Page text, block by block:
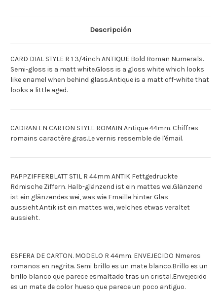
ANTIQUE
[Deutsch]PAPP-
ANTIK
[Espagnol]ESFERA
CARTN
EST.
R
ANTIQUE
[Deutsch]PAPP-
ANTIK
[Espagnol]ESFERA
CARTN
EST.
R
Descripción
CARD DIAL STYLE R 1 3/4inch ANTIQUE Bold Roman Numerals.
Semi-gloss is a matt white.Gloss is a gloss white which looks
like enamel when behind glass.Antique is a matt off-white that
looks a little aged.
CADRAN EN CARTON STYLE ROMAIN Antique 44mm. Chiffres
romains caractère gras.Le vernis ressemble de l'émail.
PAPPZIFFERBLATT STIL R 44mm ANTIK Fettgedruckte
Römische Ziffern. Halb-glänzend ist ein mattes wei.Glänzend
ist ein glänzendes wei, was wie Emaille hinter Glas
aussieht.Antik ist ein mattes wei, welches etwas veraltet
aussieht.
ESFERA DE CARTON. MODELO R 44mm. ENVEJECIDO Nmeros
romanos en negrita. Semi brillo es un mate blanco.Brillo es un
brillo blanco que parece esmaltado tras un cristal.Envejecido
es un mate de color hueso que parece un poco antiguo.